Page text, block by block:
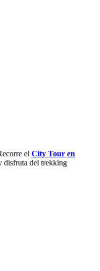
el City Tour en
disfruta del trekking